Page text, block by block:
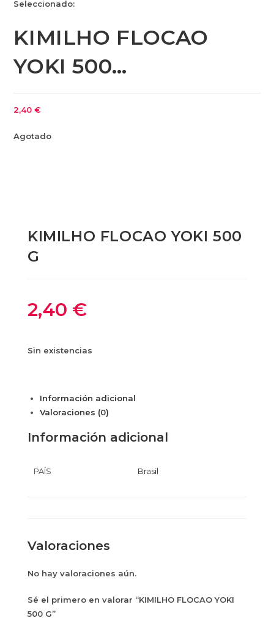
Seleccionado:
KIMILHO FLOCAO
YOKI 500…
2,40€
Agotado
KIMILHO FLOCAO YOKI 500
G
2,40 €
Sin existencias
Información adicional
Valoraciones (0)
Información adicional
PAÍS Brasil
Valoraciones
No hay valoraciones aún.
Sé el primero en valorar “KIMILHO FLOCAO YOKI
500 G”